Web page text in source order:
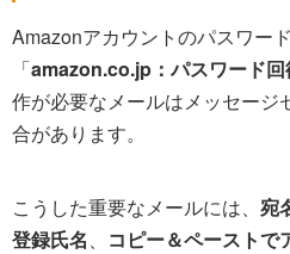
Amazonアカウントのパスワー
「amazon.co.jp：パスワード回
作が必要なメールはメッセージ
合があります。
こうした重要なメールには、 宛
登録氏名、 コピー＆ペーストで